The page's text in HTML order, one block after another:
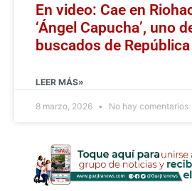
En video: Cae en
‘Ángel Capucha’, uno
buscados de
LEER MÁS»
8 marzo, 2026 No hay comentarios